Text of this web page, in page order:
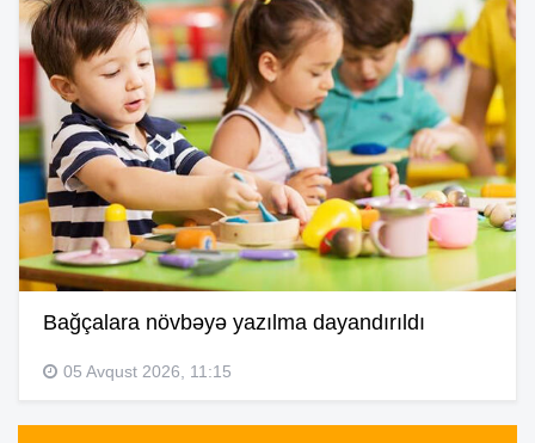
Bağçalara növbəyə yazılma dayandırıldı
05 Avqust 2026, 11:15